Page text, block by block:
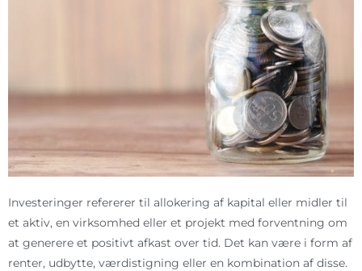
Investeringer refererer til allokering af kapital eller midler til
et aktiv, en virksomhed eller et projekt med forventning om
at generere et positivt afkast over tid. Det kan være i form af
renter, udbytte, værdistigning eller en kombination af disse.